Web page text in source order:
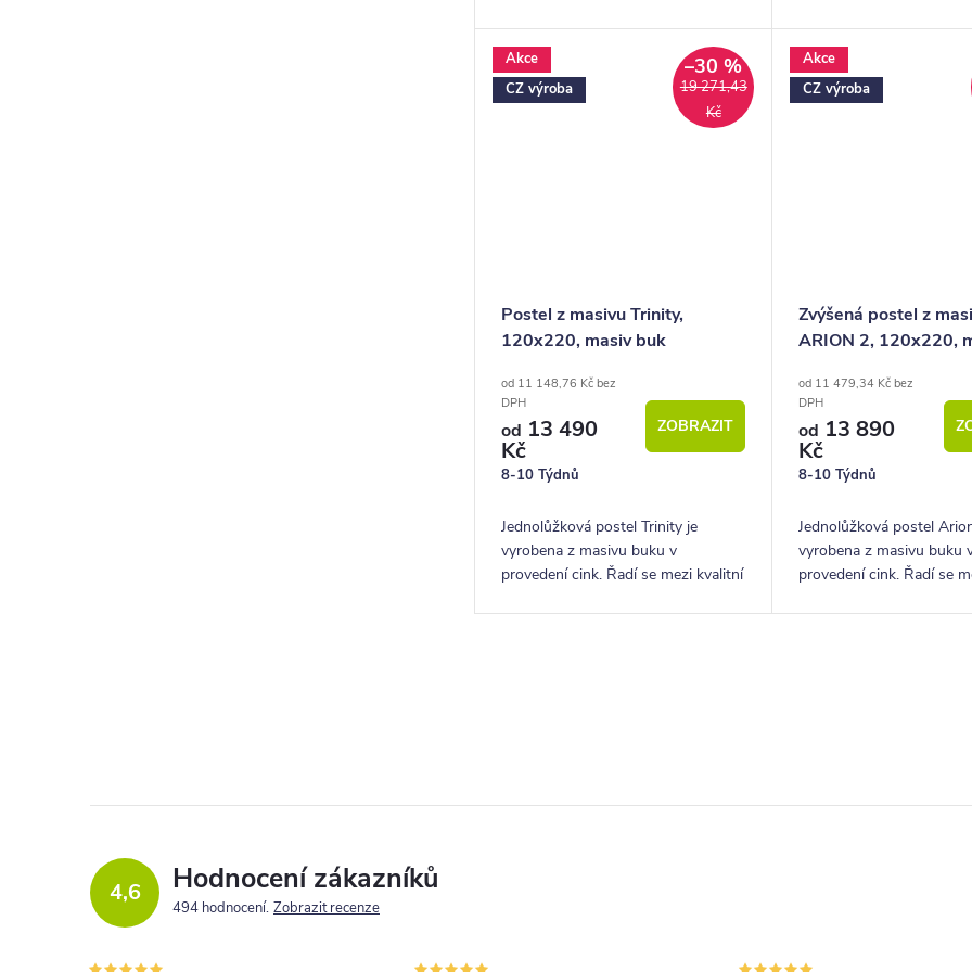
variabilita provedení,...
oceníte zejména velkou...
Akce
CZ výroba
19 271,43
Kč
–30 %
Postel z masivu Trinity,
120x220, masiv buk
od 11 148,76 Kč bez
DPH
od 13 490
Kč
8-10 Týdnů
ZOBRAZIT
Jednolůžková postel Trinity je
vyrobena z masivu buku v
provedení cink. Řadí se mezi kvalitní
Akce
CZ výroba
Zvýšená postel z
ARION 2, 120x220,
od 11 479,34 Kč bez
DPH
od 13 890
Kč
8-10 Týdnů
Jednolůžková postel
vyrobena z masivu buku
provedení cink. Řadí se
p
4,6 Hodnocení zákazníků
494 hodnocení Zobrazit recenze